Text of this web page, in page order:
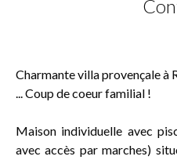
Charmante villa provençale à
... Coup de coeur familial !
Maison individuelle avec
avec accès par marches)